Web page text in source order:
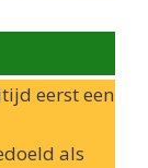
eerst een
als